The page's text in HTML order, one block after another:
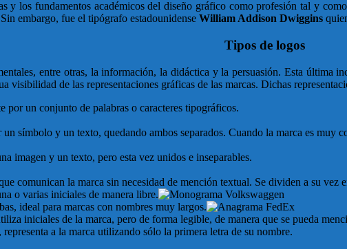
y los fundamentos académicos del diseño gráfico como profesión tal y
embargo, fue el tipógrafo estadounidense William Addison Dwiggins
Tipos de logos
entre otras, la información, la didáctica y la persuasión. Esta
visibilidad de las representaciones gráficas de las marcas. Dichas
por un conjunto de palabras o caracteres tipográficos.
símbolo y un texto, quedando ambos separados. Cuando la marca es muy
imagen y un texto, pero esta vez unidos e inseparables.
comunican la marca sin necesidad de mención textual. Se dividen a su vez
o varias iniciales de manera libre.
ideal para marcas con nombres muy largos.
iniciales de la marca, pero de forma legible, de manera que se pueda
a la marca utilizando sólo la primera letra de su nombre.